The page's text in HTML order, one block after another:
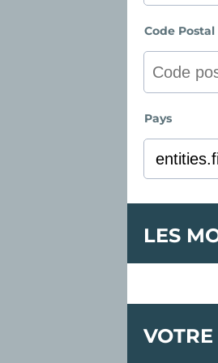
Code Postal
Pays
LES